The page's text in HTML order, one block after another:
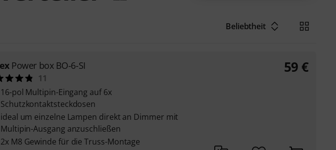
Beliebtheit
Power box BO-6-SI
11
16-pol Multipin-Eingang auf 6x
Schutzkontaktsteckdosen
ideal um einzelne Lampen direkt an Dimmer mit
Multipin-Ausgang anzuschließen
2x M8 Gewinde für die Truss-Montage
59 €